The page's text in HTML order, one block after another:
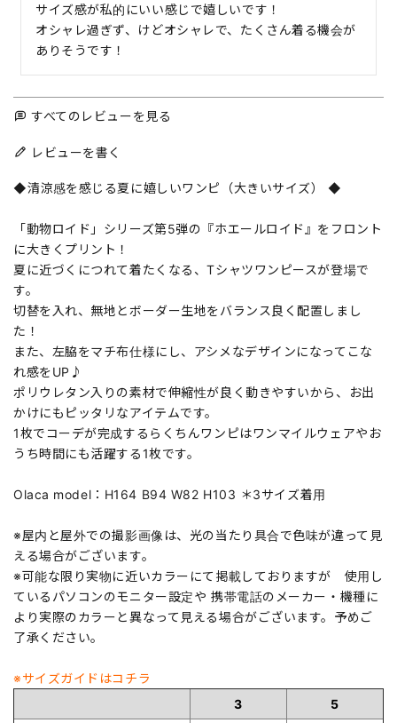
サイズ感が私的にいい感じで嬉しいです！
オシャレ過ぎず、けどオシャレで、たくさん着る機会が
ありそうです！
すべてのレビューを見る
レビューを書く
◆清涼感を感じる夏に嬉しいワンピ（大きいサイズ） ◆
「動物ロイド」シリーズ第5弾の『ホエールロイド』をフロント
に大きくプリント！
夏に近づくにつれて着たくなる、Tシャツワンピースが登場で
す。
切替を入れ、無地とボーダー生地をバランス良く配置しまし
た！
また、左脇をマチ布仕様にし、アシメなデザインになってこな
れ感をUP♪
ポリウレタン入りの素材で伸縮性が良く動きやすいから、お出
かけにもピッタリなアイテムです。
1枚でコーデが完成するらくちんワンピはワンマイルウェアやお
うち時間にも活躍する1枚です。
Olaca model：H164 B94 W82 H103 ＊3サイズ着用
※屋内と屋外での撮影画像は、光の当たり具合で色味が違って見
える場合がございます。
※可能な限り実物に近いカラーにて掲載しておりますが 使用し
ているパソコンのモニター設定や 携帯電話のメーカー・機種に
より実際のカラーと異なって見える場合がございます。予めご
了承ください。
※サイズガイドはコチラ
3
5